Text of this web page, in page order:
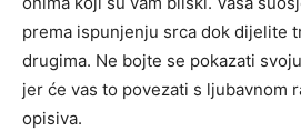
prema ispunjenju srca dok dijelite
drugima. Ne bojte se pokazati
jer će vas to povezati s ljubavnom
opisiva.